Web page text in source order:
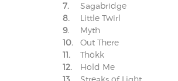
7.
Sagabridge
8.
Little Twirl
9.
Myth
10.
Out There
11.
Thökk
12.
Hold Me
13.
Streaks of Light